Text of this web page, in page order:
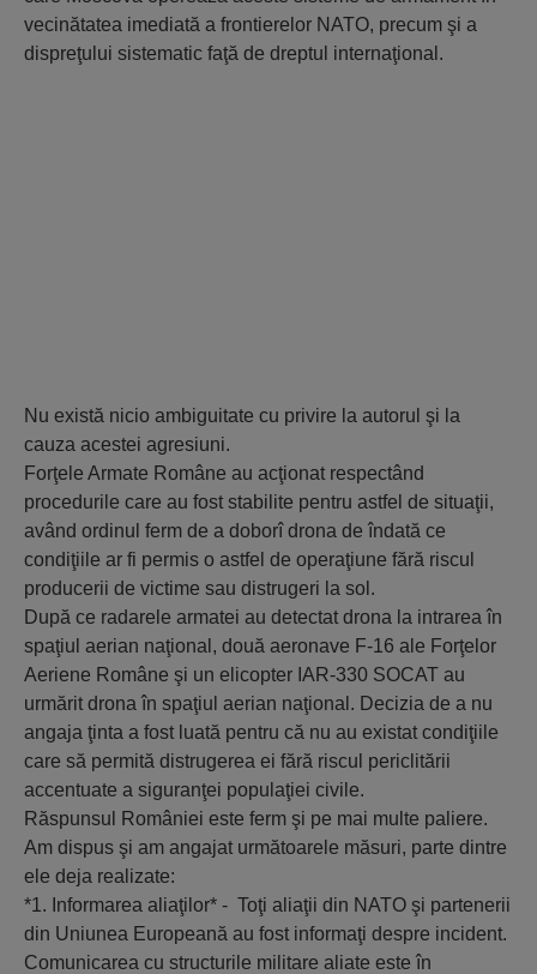
vecinătatea imediată a frontierelor NATO, precum şi a
dispreţului sistematic faţă de dreptul internaţional.
Nu există nicio ambiguitate cu privire la autorul şi la
cauza acestei agresiuni.
Forţele Armate Române au acţionat respectând
procedurile care au fost stabilite pentru astfel de situaţii,
având ordinul ferm de a doborî drona de îndată ce
condiţiile ar fi permis o astfel de operaţiune fără riscul
producerii de victime sau distrugeri la sol.
După ce radarele armatei au detectat drona la intrarea în
spaţiul aerian naţional, două aeronave F-16 ale Forţelor
Aeriene Române şi un elicopter IAR-330 SOCAT au
urmărit drona în spaţiul aerian naţional. Decizia de a nu
angaja ţinta a fost luată pentru că nu au existat condiţiile
care să permită distrugerea ei fără riscul periclitării
accentuate a siguranţei populaţiei civile.
Răspunsul României este ferm şi pe mai multe paliere.
Am dispus şi am angajat următoarele măsuri, parte dintre
ele deja realizate:
*1. Informarea aliaţilor* - Toţi aliaţii din NATO şi partenerii
din Uniunea Europeană au fost informaţi despre incident.
Comunicarea cu structurile militare aliate este în